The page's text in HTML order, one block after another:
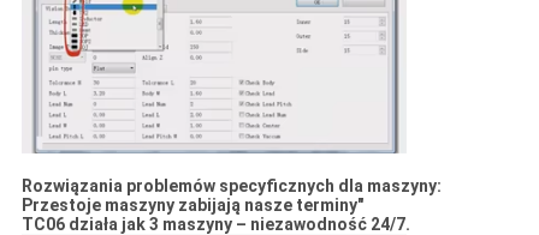
Rozwiązania problemów specyficznych dla maszyny:
Przestoje maszyny zabijają nasze terminy"
TC06 działa jak 3 maszyny – niezawodność 24/7.